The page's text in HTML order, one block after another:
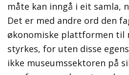
måte kan inngå i eit samla,
Det er med andre ord den
økonomiske plattformen til
styrkes, for uten disse
ikke museumssektoren på